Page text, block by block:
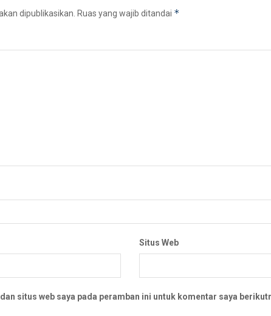
dipublikasikan. Ruas yang wajib ditandai *
Situs Web
situs web saya pada peramban ini untuk komentar saya